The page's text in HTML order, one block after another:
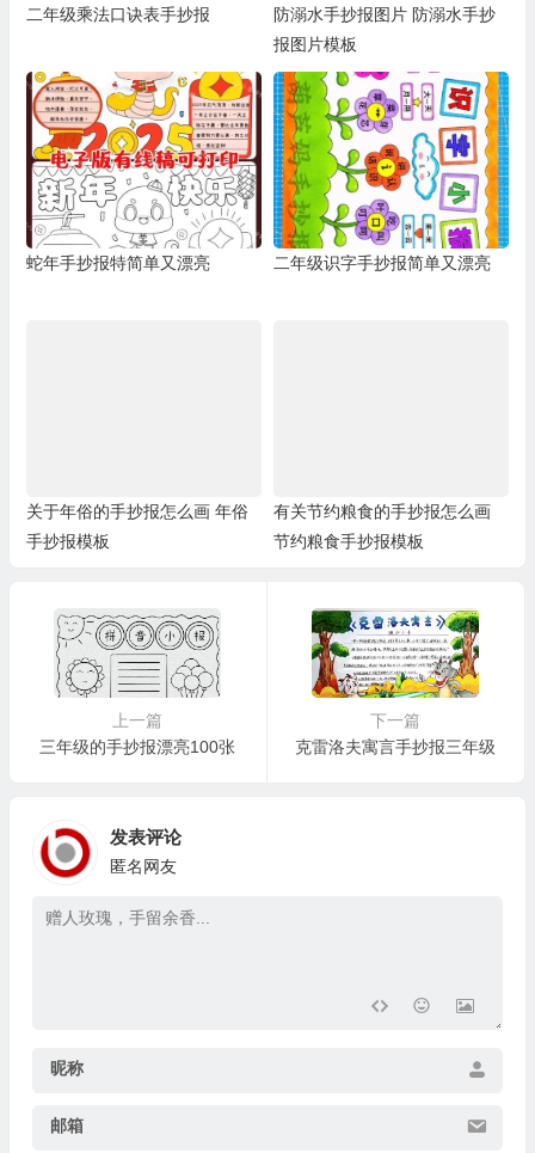
二年级乘法口诀表手抄报
防溺水手抄报图片 防溺水手抄
报图片模板
蛇年手抄报特简单又漂亮 二年级识字手抄报简单又漂亮
关于年俗的手抄报怎么画 年俗
手抄报模板
有关节约粮食的手抄报怎么画
节约粮食手抄报模板
上一篇
三年级的手抄报漂亮100张
下一篇
克雷洛夫寓言手抄报三年级
发表评论
匿名网友
昵称
邮箱